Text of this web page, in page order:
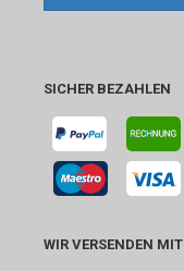
SICHER BEZAHLEN
WIR VERSENDEN MIT